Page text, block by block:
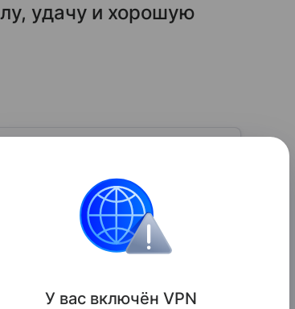
удачу и хорошую
и психолог
У вас включён VPN